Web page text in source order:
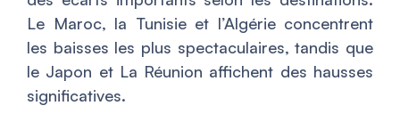
Le Maroc, la Tunisie et l’Algérie concentrent
les baisses les plus spectaculaires, tandis que
le Japon et La Réunion affichent des hausses
significatives.